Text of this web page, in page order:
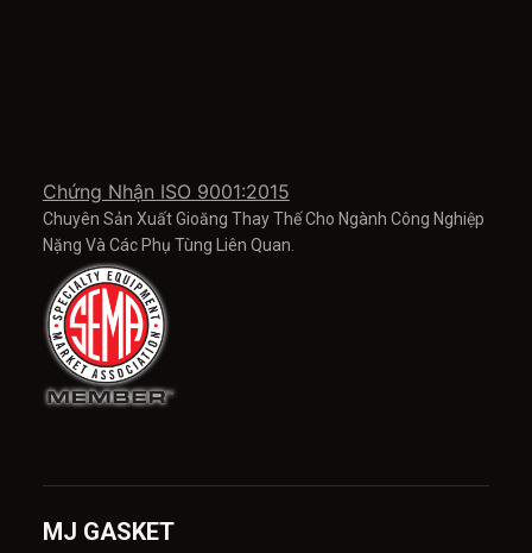
Chứng Nhận ISO 9001:2015
Chuyên Sản Xuất Gioăng Thay Thế Cho Ngành Công Nghiệp
Nặng Và Các Phụ Tùng Liên Quan.
MJ GASKET